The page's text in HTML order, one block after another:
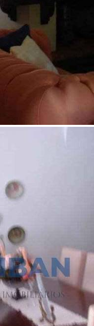
Referência: CA00548
4 Quartos
6 Banheiros
3 Vagas
Ligamos para você!
Descrição
Residência em ótima
jantar, de TV e um salão
Garagem para 3 carros.
aquecedor solar,
Lei.
*Valor sujeito à
Código:
481010
Referência do
Última atualização:
Anunciante